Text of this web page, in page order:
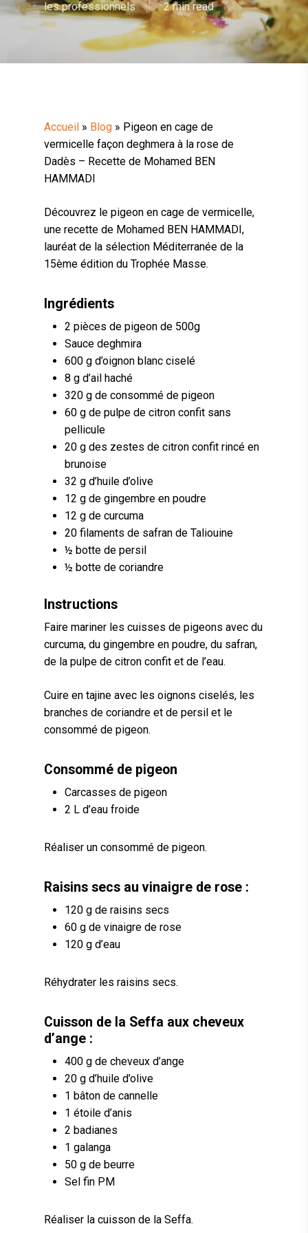
les professionnels
2 min read
Accueil » Blog » Pigeon en cage de
vermicelle façon deghmera à la rose de
Dadès – Recette de Mohamed BEN
HAMMADI
Découvrez le pigeon en cage de vermicelle,
une recette de Mohamed BEN HAMMADI,
lauréat de la sélection Méditerranée de la
15ème édition du Trophée Masse.
Ingrédients
2 pièces de pigeon de 500g
Sauce deghmira
600 g d’oignon blanc ciselé
8 g d’ail haché
320 g de consommé de pigeon
60 g de pulpe de citron confit sans
pellicule
20 g des zestes de citron confit rincé en
brunoise
32 g d’huile d’olive
12 g de gingembre en poudre
12 g de curcuma
20 filaments de safran de Taliouine
½ botte de persil
½ botte de coriandre
Instructions
Faire mariner les cuisses de pigeons avec du
curcuma, du gingembre en poudre, du safran,
de la pulpe de citron confit et de l’eau.
Cuire en tajine avec les oignons ciselés, les
branches de coriandre et de persil et le
consommé de pigeon.
Consommé de pigeon
Carcasses de pigeon
2 L d’eau froide
Réaliser un consommé de pigeon.
Raisins secs au vinaigre de rose :
120 g de raisins secs
60 g de vinaigre de rose
120 g d’eau
Réhydrater les raisins secs.
Cuisson de la Seffa aux cheveux
d’ange :
400 g de cheveux d’ange
20 g d’huile d’olive
1 bâton de cannelle
1 étoile d’anis
2 badianes
1 galanga
50 g de beurre
Sel fin PM
Réaliser la cuisson de la Seffa.